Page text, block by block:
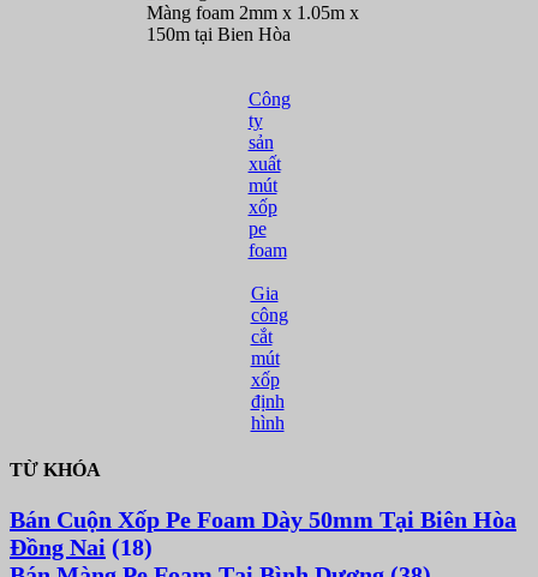
Màng foam 2mm x 1.05m x
150m tại Bien Hòa
Công
ty
sản
xuất
mút
xốp
pe
foam
Gia
công
cắt
mút
xốp
định
hình
TỪ KHÓA
Bán Cuộn Xốp Pe Foam Dày 50mm Tại Biên Hòa
Đồng Nai (18)